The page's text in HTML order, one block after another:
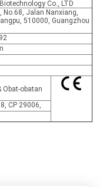
Co., LTD
No.68, Jalan Nanxiang,
510000, Guangzhou
Obat-obatan
CP 29006,